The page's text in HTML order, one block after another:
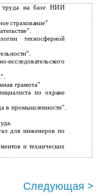
труда на базе НИИ
страхование"
техносферной
исследовательского
грамота"
по охране
в промышленности".
для инженеров по
и технических
Следующая >